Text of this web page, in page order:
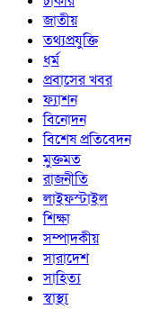
জাতীয়
তথ্যপ্রযুক্তি
ধর্ম
প্রবাসের খবর
ফ্যাশন
বিনোদন
বিশেষ প্রতিবেদন
মুক্তমত
রাজনীতি
লাইফস্টাইল
শিক্ষা
সম্পাদকীয়
সারাদেশ
সাহিত্য
স্বাস্থ্য